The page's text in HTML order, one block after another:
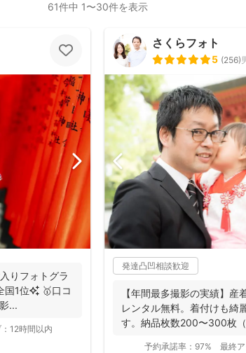
61件中 1〜30件を表示
りフォトグラ
...
12時間以内
さくらフォト
5 (256)
発達凸凹相談歓迎
【年間最多撮影の実績】産
レンタル無料。着付けも綺
す。納品枚数200〜300枚
予約承諾率： 97% 最終ア